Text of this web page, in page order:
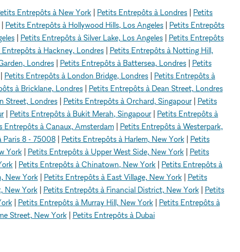
Entrepôts à New York Petits Entrepôts à Londres
Petits
Petits Entrepôts à Hollywood Hills, Los Angeles
Petits Entrepôts
| Petits Entrepôts à Silver Lake, Los Angeles| Petits Entrepôts
à Hackney, Londres| Petits Entrepôts à Notting Hill,
Londres| Petits Entrepôts à Battersea, Londres| Petits
Petits Entrepôts à London Bridge, Londres
Petits Entrepôts à
à Bricklane, Londres| Petits Entrepôts à Dean Street, Londres
Street, Londres| Petits Entrepôts à Orchard, Singapour| Petits
Petits Entrepôts à Bukit Merah, Singapour
Petits Entrepôts à
Entrepôts à Canaux, Amsterdam| Petits Entrepôts à Westerpark,
Paris 8 - 75008| Petits Entrepôts à Harlem, New York| Petits
York| Petits Entrepôts à Upper West Side, New York| Petits
Petits Entrepôts à Chinatown, New York
Petits Entrepôts à
New York| Petits Entrepôts à East Village, New York| Petits
New York| Petits Entrepôts à Financial District, New York| Petits
| Petits Entrepôts à Murray Hill, New York| Petits Entrepôts à
Street, New York| Petits Entrepôts à Dubai